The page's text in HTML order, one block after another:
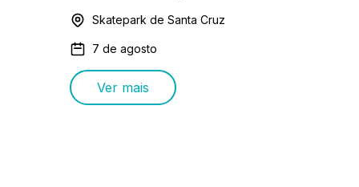
Skatepark de Santa Cruz
7 de agosto
Ver mais